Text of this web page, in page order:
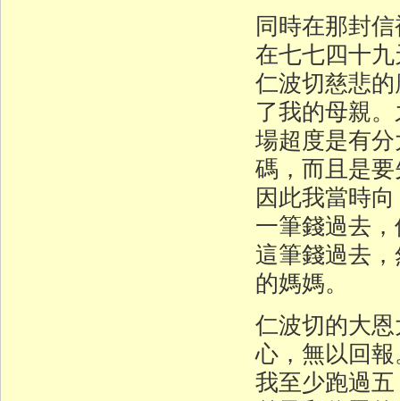
同時在那封
在七七四十
仁波切慈悲
了我的母親
場超度是有
碼，而且是
因此我當時
一筆錢過去
這筆錢過去
的媽媽。
仁波切的大
心，無以回
我至少跑過